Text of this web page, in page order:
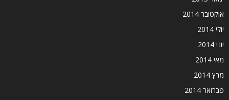
אוקטובר 2014
יולי 2014
יוני 2014
מאי 2014
מרץ 2014
פברואר 2014